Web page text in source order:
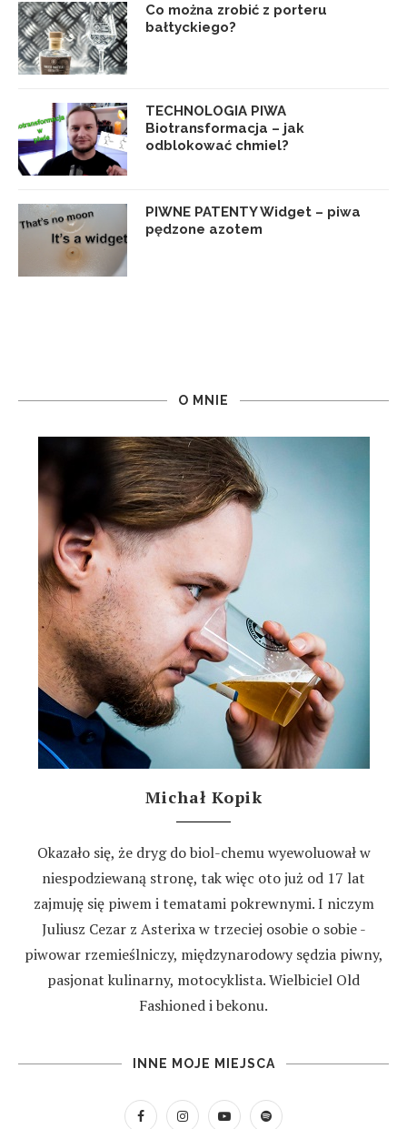
Co można zrobić z porteru
bałtyckiego?
TECHNOLOGIA PIWA
Biotransformacja – jak
odblokować chmiel?
PIWNE PATENTY Widget – piwa
pędzone azotem
O MNIE
Michał Kopik
Okazało się, że dryg do biol-chemu wyewoluował w
niespodziewaną stronę, tak więc oto już od 17 lat
zajmuję się piwem i tematami pokrewnymi. I niczym
Juliusz Cezar z Asterixa w trzeciej osobie o sobie -
piwowar rzemieślniczy, międzynarodowy sędzia piwny,
pasjonat kulinarny, motocyklista. Wielbiciel Old
Fashioned i bekonu.
INNE MOJE MIEJSCA